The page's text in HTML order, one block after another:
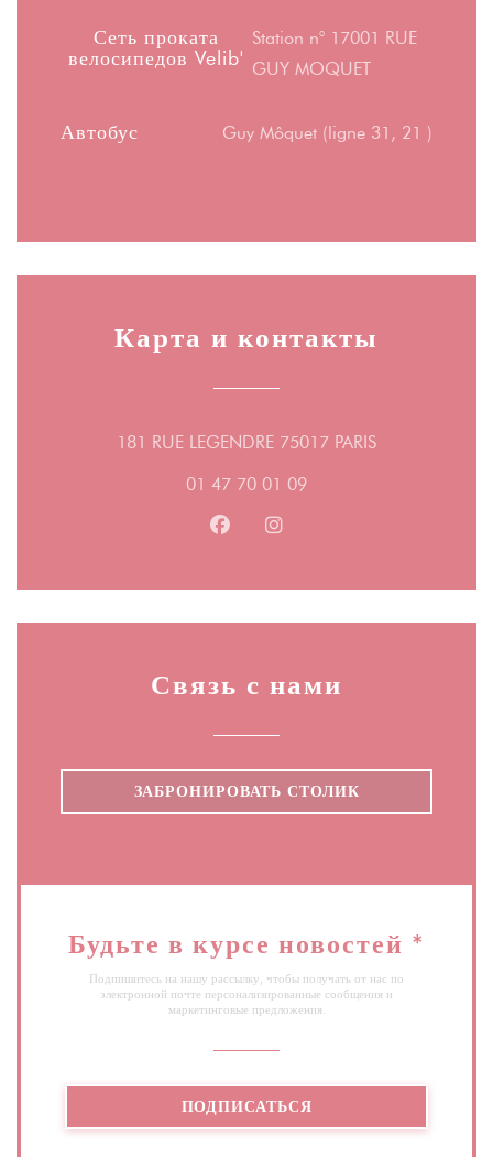
Сеть проката
велосипедов Velib'
Station n° 17001 RUE
GUY MOQUET
Автобус Guy Môquet (ligne 31, 21 )
Карта и контакты
181 RUE LEGENDRE 75017 PARIS((открывается
01 47 70 01 09
Facebook ((открывается в
Instagram ((открывается
Связь с нами
ЗАБРОНИРОВАТЬ СТОЛИК
Будьте в курсе новостей *
Подпишитесь на нашу рассылку, чтобы получать от нас по
электронной почте персонализированные сообщения и
маркетинговые предложения.
ПОДПИСАТЬСЯ